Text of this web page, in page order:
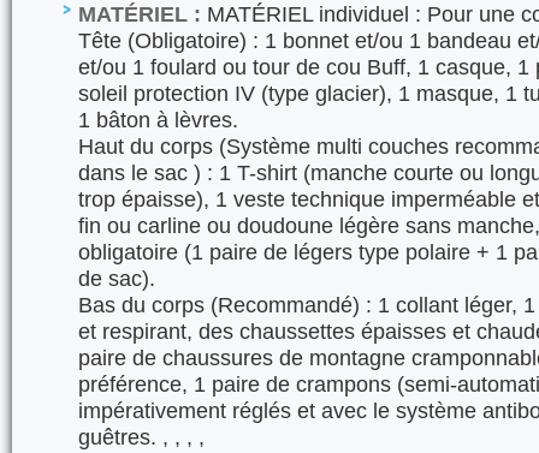
MATÉRIEL : MATÉRIEL individuel : Pour une
Tête (Obligatoire) : 1 bonnet et/ou 1 bandeau
et/ou 1 foulard ou tour de cou Buff, 1 casque, 1
soleil protection IV (type glacier), 1 masque, 1
1 bâton à lèvres.
Haut du corps (Système multi couches
dans le sac ) : 1 T-shirt (manche courte ou
trop épaisse), 1 veste technique imperméable
fin ou carline ou doudoune légère sans
obligatoire (1 paire de légers type polaire + 1
de sac).
Bas du corps (Recommandé) : 1 collant léger,
et respirant, des chaussettes épaisses et
paire de chaussures de montagne
préférence, 1 paire de crampons (semi-
impérativement réglés et avec le système
guêtres. , , , ,